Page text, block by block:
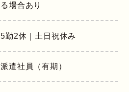
る場合あり
5勤2休｜土日祝休み
派遣社員（有期）